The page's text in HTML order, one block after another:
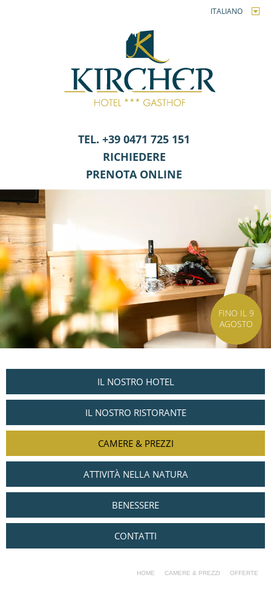
ITALIANO
TEL. +39 0471 725 151
RICHIEDERE
PRENOTA ONLINE
FINO IL 9
AGOSTO
IL NOSTRO HOTEL
IL NOSTRO RISTORANTE
CAMERE & PREZZI
ATTIVITÀ NELLA NATURA
BENESSERE
CONTATTI
HOME CAMERE & PREZZI OFFERTE